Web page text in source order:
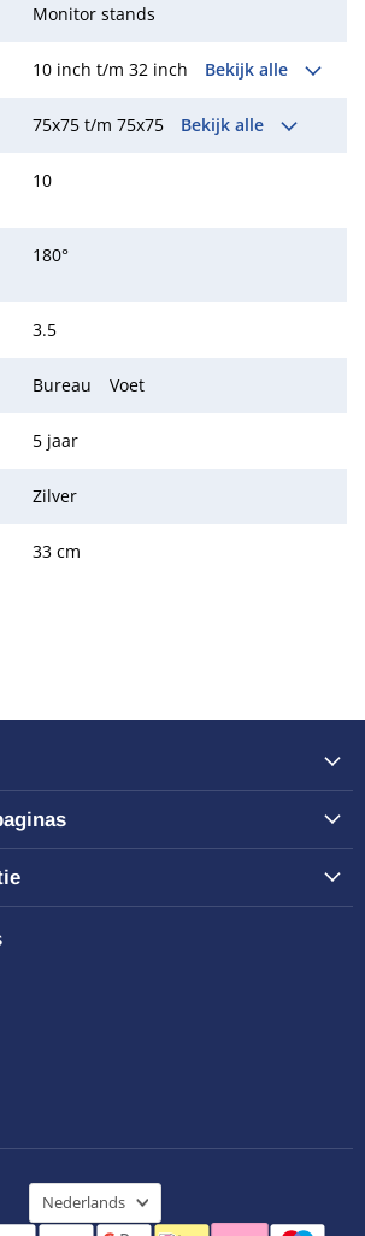
Monitor stands
10 inch t/m 32 inch Bekijk alle
75x75 t/m 75x75 Bekijk alle
10
180°
3.5
Bureau Voet
5 jaar
Zilver
33 cm
Taal
Nederlands